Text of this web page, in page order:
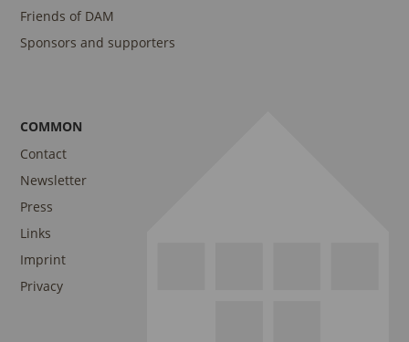
Friends of DAM
Sponsors and supporters
COMMON
Contact
Newsletter
Press
Links
Imprint
Privacy